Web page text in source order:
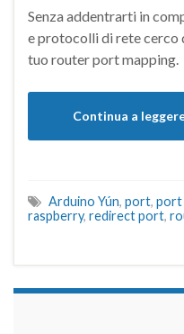
Senza addentrarti in
e protocolli di rete cerco
tuo router port mapping.
Continua a
Arduino Yún, port, port
raspberry, redirect port,